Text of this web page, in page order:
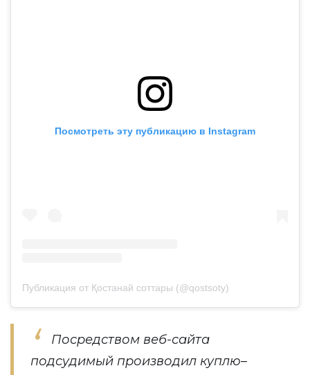
Посмотреть эту публикацию в Instagram
Публикация от Қостанай соттары (@qostsoty)
Посредством веб-сайта
подсудимый производил куплю–